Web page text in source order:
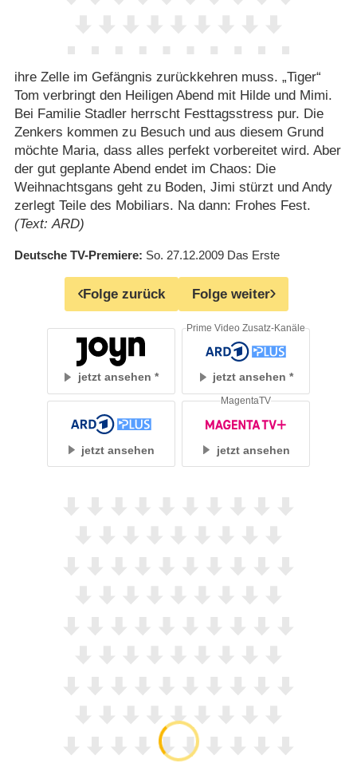
ihre Zelle im Gefängnis zurückkehren muss. „Tiger“
Tom verbringt den Heiligen Abend mit Hilde und Mimi.
Bei Familie Stadler herrscht Festtagsstress pur. Die
Zenkers kommen zu Besuch und aus diesem Grund
möchte Maria, dass alles perfekt vorbereitet wird. Aber
der gut geplante Abend endet im Chaos: Die
Weihnachtsgans geht zu Boden, Jimi stürzt und Andy
zerlegt Teile des Mobiliars. Na dann: Frohes Fest.
(Text: ARD)
Deutsche TV-Premiere So. 27.12.2009 Das Erste
Folge zurück Folge weiter
jetzt ansehen jetzt ansehen
Prime Video Zusatz-Kanäle
jetzt ansehen jetzt ansehen
MagentaTV